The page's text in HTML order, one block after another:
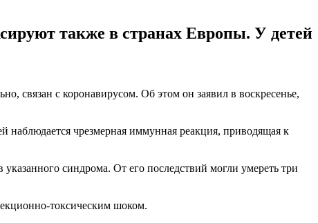
также в странах Европы. У детей
связан с коронавирусом. Об этом он заявил в воскресенье,
наблюдается чрезмерная иммунная реакция, приводящая к
синдрома. От его последствий могли умереть три
токсическим шоком.